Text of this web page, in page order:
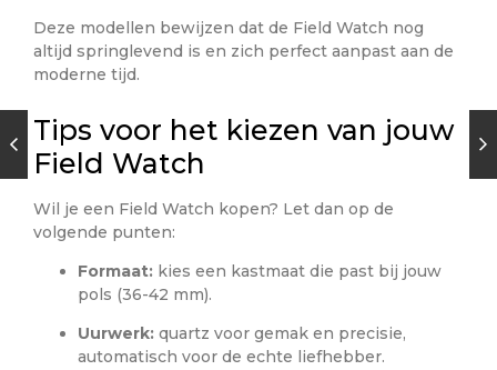
Deze modellen bewijzen dat de Field Watch nog
altijd springlevend is en zich perfect aanpast aan de
moderne tijd.
Tips voor het kiezen van jouw
Field Watch
Wil je een Field Watch kopen? Let dan op de
volgende punten:
Formaat: kies een kastmaat die past bij jouw
pols (36-42 mm).
Uurwerk: quartz voor gemak en precisie,
automatisch voor de echte liefhebber.